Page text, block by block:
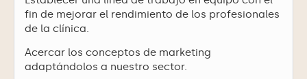
fin de mejorar el rendimiento de los profesionales
de la clínica.
Acercar los conceptos de marketing
adaptándolos a nuestro sector.